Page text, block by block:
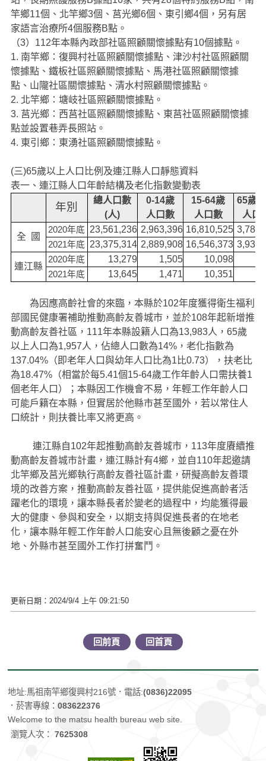
竿鄉11個、北竿鄉3個、莒光鄉6個、東引鄉4個，另有居
家語言治療所4個服務B點。
（3）112年本縣內政部社區照顧關懷據點有10個據點。
1. 南竿鄉：復興村社區照顧關懷據點、津沙村社區照顧關
懷據點、鐵板社區照顧關懷據點、馬港社區照顧關懷據
點、山隴社區關懷據點、清水村照顧關懷據點。
2. 北竿鄉：塘岐社區照顧關懷據點。
3. 莒光鄉：西莒社區照顧關懷據點、東莒社區照顧關懷據
點並設置巷弄長照站。
4. 東引鄉：東湧社區照顧關懷據點。
(三)65歲以上人口比例及連江縣人口靜態資料
表一、連江縣人口年齡結構及老化指數變動表
年別
總人口數
(人)
0-14歲
人口數
15-64歲
人口數
65歲
人口
全 國
2020年底 23,561,236 2,963,396 16,810,525
2021年底 23,375,314 2,889,908 16,546,373
連江縣
2020年底 13,279 1,505 10,098
2021年底 13,645 1,471 10,351
為因應高齡社會的來臨，本縣於102年度獲得衛生福利
部國民健康署補助推動高齡友善城市，並於108年起新增推
動高齡友善社區， 111年本縣設籍人口為13,983人， 65歲
以上人口為1,957人，佔總人口數為14%，老化指數為
137.04%（即老年人口與幼年人口比為1 比0.73），扶老比
為18.47%（相當於每5.41個15-64歲工作年齡人口需扶養1
個老年人口）；本縣因工作機會不易，年輕工作年齡人口
可能戶籍在本縣，但實居於他縣市甚至國外，若以常住人
口統計，則扶養比率又將更高。
連江縣自102年起推動高齡友善城市， 113年度賡續推
動高齡友善城市計畫，連江縣計有4鄉，並自110年起邀請
北竿鄉及莒光鄉執行高齡友善社區計畫，研擬高齡友善環
境的改善方案，推動高齡友善社區，提供能促進高齡者活
躍老化的環境，讓本縣長者於變老的過程中，均能獲得最
大的健康、參與和安全，以期支持與促進長者的在地老
化，讓本縣年輕工作年齡人口能安心且無後顧之憂在外
地、外縣市甚至國外工作打拼奮鬥。
更新日期：2024/9/4 上午 09:21:50
回前頁 回首頁
地址:馬祖南竿鄉復興村216號 ．電話:(0836)22095
．菸害專線：083622376
Welcome to the matsu health bureau web site.
瀏覽人次：7625308